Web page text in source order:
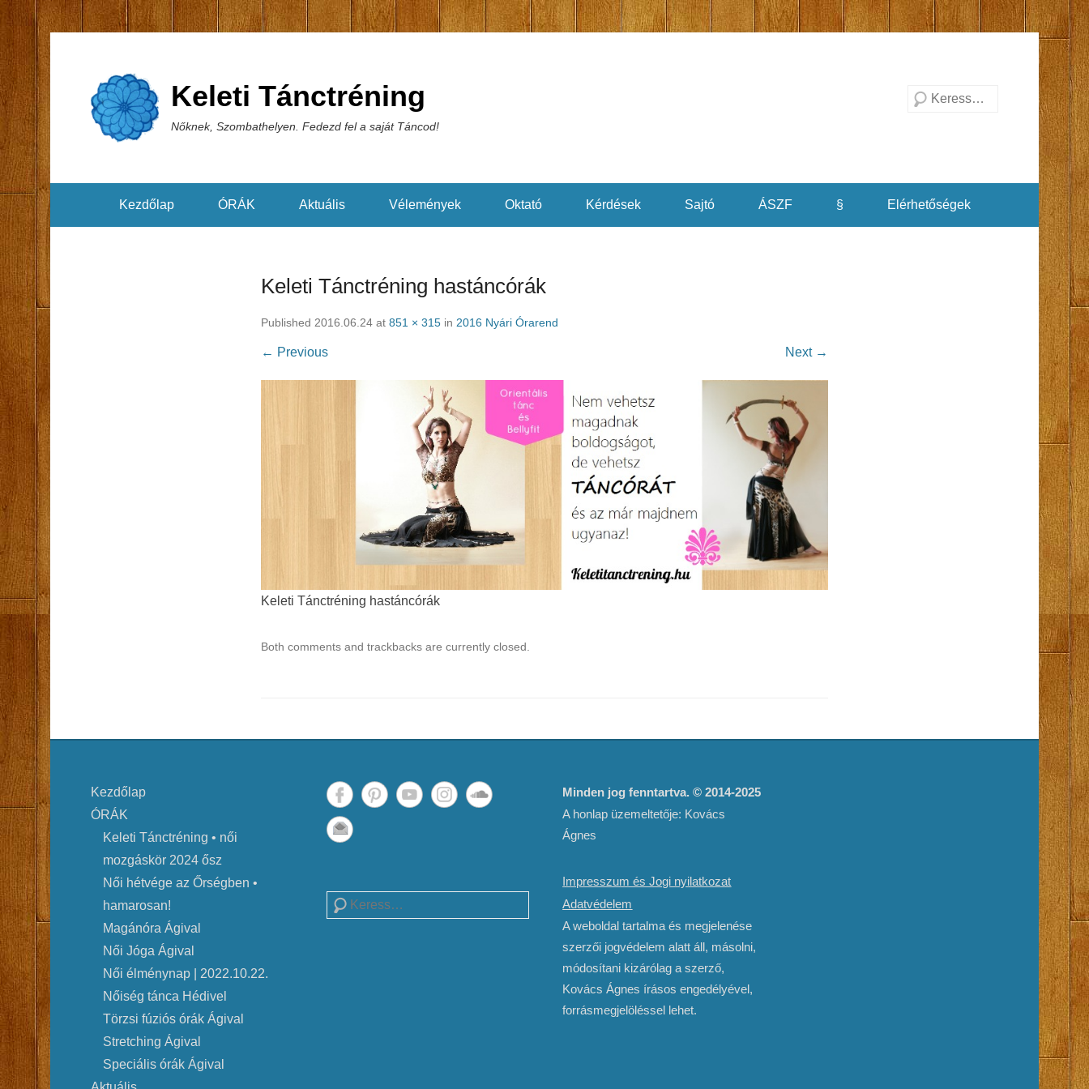
Keleti Tánctréning
Nőknek, Szombathelyen. Fedezd fel a saját Táncod!
Search
Kezdőlap ÓRÁK Aktuális Vélemények Oktató Kérdések Sajtó ÁSZF § Elérhetőségek
Keleti Tánctréning hastáncórák
Published 2016.06.24 at 851 × 315 in 2016 Nyári Órarend
← Previous Next →
Keleti Tánctréning hastáncórák
Both comments and trackbacks are currently closed.
Kezdőlap
ÓRÁK
Keleti Tánctréning • női
mozgáskör 2024 ősz
Női hétvége az Őrségben •
hamarosan!
Magánóra Ágival
Női Jóga Ágival
Női élménynap | 2022.10.22.
Nőiség tánca Hédivel
Törzsi fúziós órák Ágival
Stretching Ágival
Speciális órák Ágival
Search
Minden jog fenntartva. © 2014-2025
A honlap üzemeltetője: Kovács
Ágnes
Impresszum és Jogi nyilatkozat
Adatvédelem
A weboldal tartalma és megjelenése
szerzői jogvédelem alatt áll, másolni,
módosítani kizárólag a szerző,
Kovács Ágnes írásos engedélyével,
forrásmegjelöléssel lehet.